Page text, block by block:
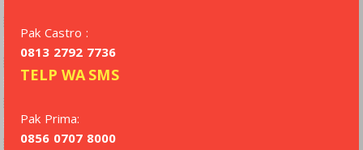
Pak Castro :
0813 2792 7736
TELP WA SMS
Pak Prima:
0856 0707 8000